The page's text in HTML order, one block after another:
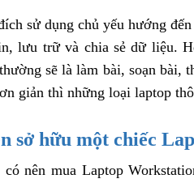
sử dụng chủ yếu hướng
lưu trữ và chia sẻ dữ liệu.
sẽ là làm bài, soạn bài,
giản thì những loại laptop
sở hữu một chiếc
nên mua Laptop